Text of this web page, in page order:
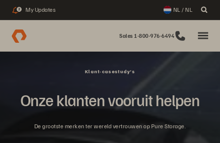
2 My Updates NL / NL
Sales 1-800-976-6494
Klant-casestudy’s
Onze klanten vooruit helpen
De grootste merken ter wereld vertrouwen op Pure Storage.